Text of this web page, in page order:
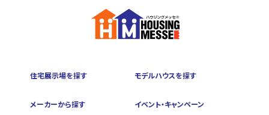
住宅展示場を探す モデルハウスを探す
メーカーから探す イベント・キャンペーン